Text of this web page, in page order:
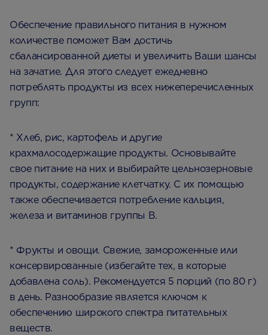
Обеспечение правильного питания в нужном
количестве поможет Вам достичь
сбалансированной диеты и увеличить Ваши шансы
на зачатие. Для этого следует ежедневно
потреблять продукты из всех нижеперечисленных
групп:
* Хлеб, рис, картофель и другие
крахмалосодержащие продукты. Основывайте
свое питание на них и выбирайте цельнозерновые
продукты, содержание клетчатку. С их помощью
также обеспечивается потребление кальция,
железа и витаминов группы В.
* Фрукты и овощи. Свежие, замороженные или
консервированные (избегайте тех, в которые
добавлена соль). Рекомендуется 5 порций (по 80 г)
в день. Разнообразие является ключом к
обеспечению широкого спектра питательных
веществ.